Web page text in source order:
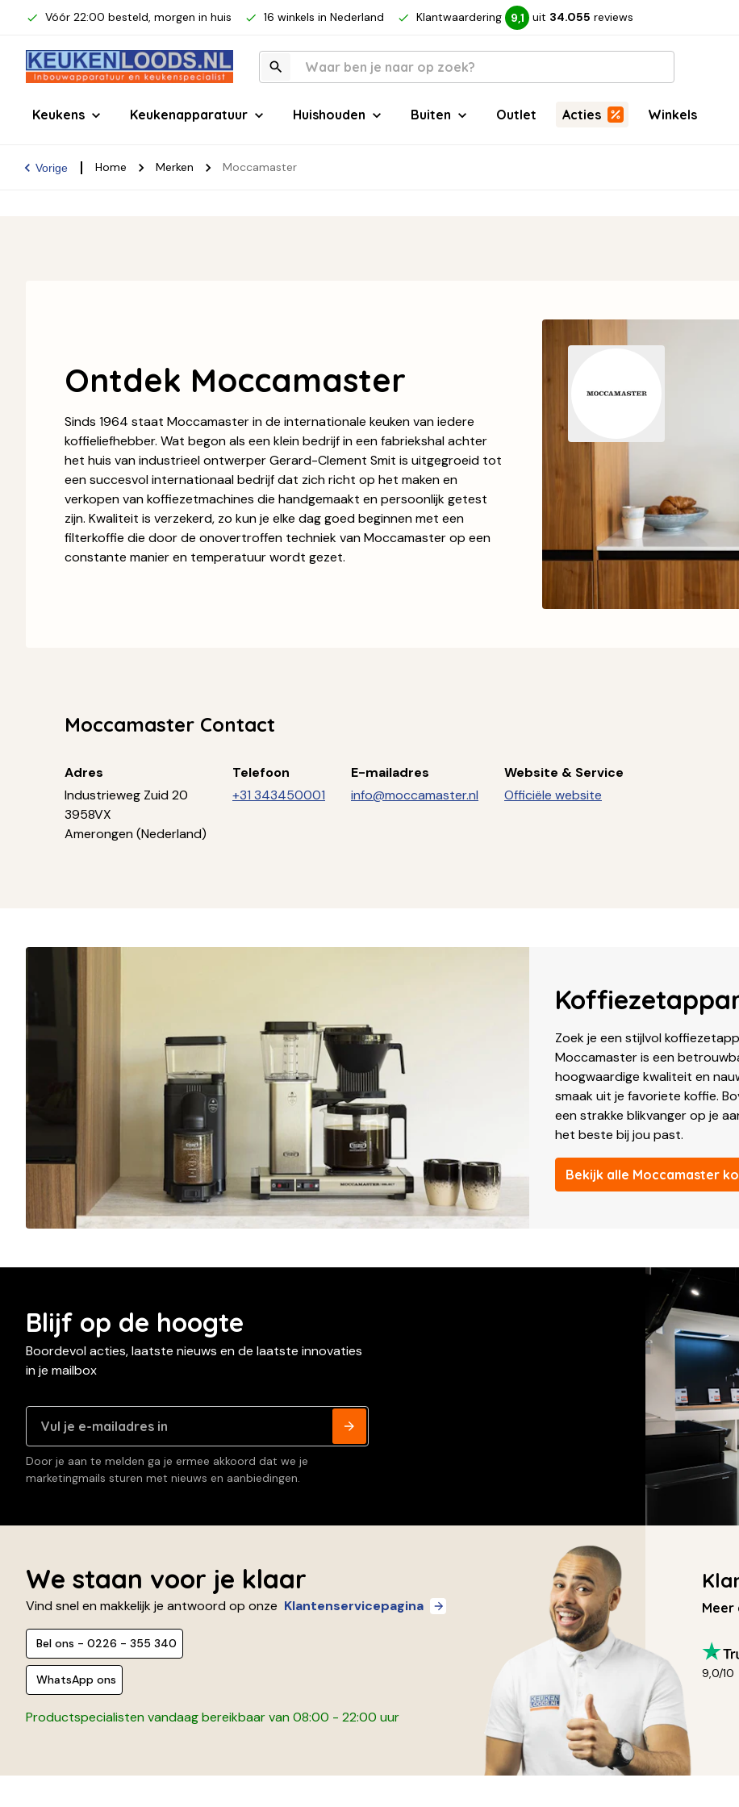
Vóór 22:00 besteld, morgen in huis 16 winkels in Nederland Klantwaardering 9,1 uit 34.055 reviews
Keukens Keukenapparatuur Huishouden Buiten Outlet Acties Winkels
Vorige Home Merken Moccamaster
Ontdek Moccamaster
Sinds 1964 staat Moccamaster in de internationale keuken van iedere
koffieliefhebber. Wat begon als een klein bedrijf in een fabriekshal achter
het huis van industrieel ontwerper Gerard-Clement Smit is uitgegroeid tot
een succesvol internationaal bedrijf dat zich richt op het maken en
verkopen van koffiezetmachines die handgemaakt en persoonlijk getest
zijn. Kwaliteit is verzekerd, zo kun je elke dag goed beginnen met een
filterkoffie die door de onovertroffen techniek van Moccamaster op een
constante manier en temperatuur wordt gezet.
Moccamaster Contact
Adres
Industrieweg Zuid 20
3958VX
Amerongen (Nederland)
Telefoon
+31 343450001
E-mailadres
info@moccamaster.nl
Website & Service
Officiële website
Zoek je een stijlvol
Moccamaster is een
hoogwaardige kwaliteit en
smaak uit je favoriete koffie.
een strakke blikvanger op je
het beste bij jou past.
Bekijk alle Moccamaster
Blijf op de hoogte
Boordevol acties, laatste nieuws en de laatste innovaties
in je mailbox
Door je aan te melden ga je ermee akkoord dat we je
marketingmails sturen met nieuws en aanbiedingen.
We staan voor je klaar
Vind snel en makkelijk je antwoord op onze Klantenservicepagina
Bel ons - 0226 - 355 340
WhatsApp ons
Productspecialisten vandaag bereikbaar van 08:00 - 22:00 uur
Meer
9,0/10